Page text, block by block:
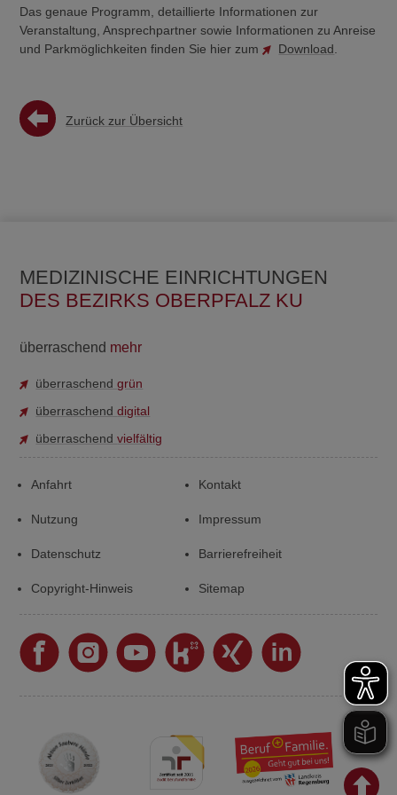
Das genaue Programm, detaillierte Informationen zur
Veranstaltung, Ansprechpartner sowie Informationen zu Anreise
und Parkmöglichkeiten finden Sie hier zum
Download.
Zurück zur Übersicht
MEDIZINISCHE EINRICHTUNGEN
DES BEZIRKS OBERPFALZ KU
überraschend mehr
überraschendgrün
überraschenddigital
überraschendvielfältig
Anfahrt Kontakt
Nutzung Impressum
Datenschutz Barrierefreiheit
Copyright-Hinweis Sitemap